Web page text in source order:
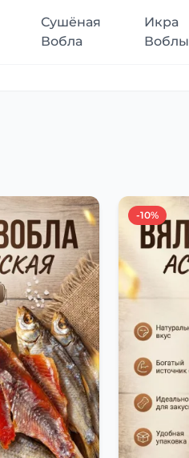
Сушёная
Вобла
Икра
Воблы
-10%